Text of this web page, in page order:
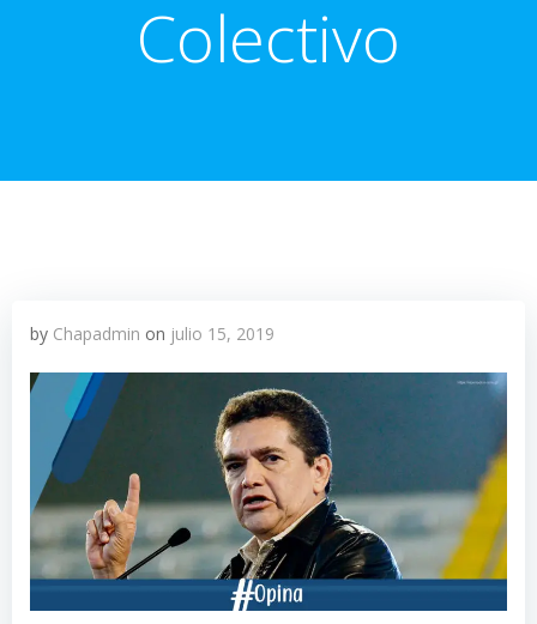
Colectivo
by Chapadmin on julio 15, 2019